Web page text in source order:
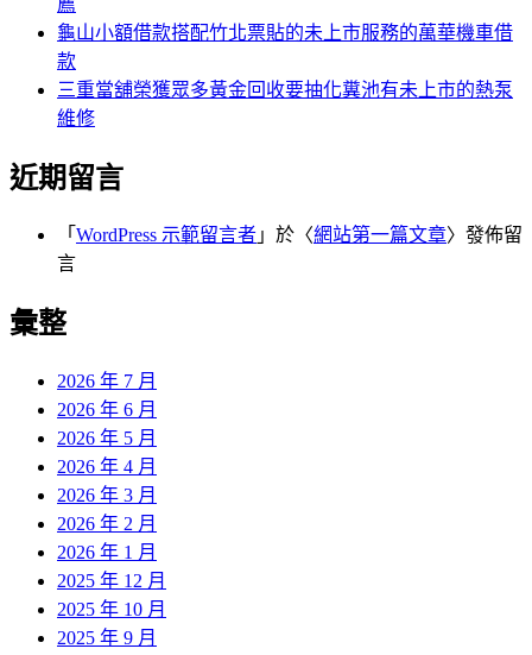
龜山小額借款搭配竹北票貼的未上市服務的萬華機車借
款
三重當舖榮獲眾多黃金回收要抽化糞池有未上市的熱泵
維修
近期留言
「 WordPress 示範留言者 」於〈網站第一篇文章〉發佈留
言
彙整
2026 年 7 月
2026 年 6 月
2026 年 5 月
2026 年 4 月
2026 年 3 月
2026 年 2 月
2026 年 1 月
2025 年 12 月
2025 年 10 月
2025 年 9 月